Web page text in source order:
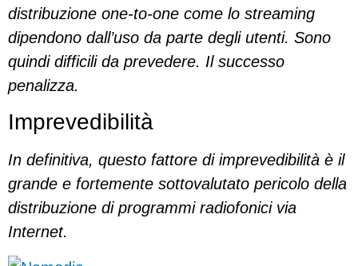
distribuzione one-to-one come lo streaming
dipendono dall’uso da parte degli utenti. Sono
quindi difficili da prevedere. Il successo
penalizza.
Imprevedibilità
In definitiva, questo fattore di imprevedibilità è il
grande e fortemente sottovalutato pericolo della
distribuzione di programmi radiofonici via
Internet.